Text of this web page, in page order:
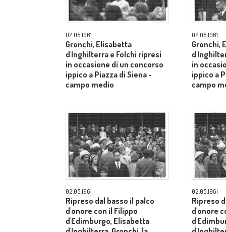
02.05.1961
Gronchi, Elisabetta
d'Inghilterra e Folchi ripresi
in occasione di un concorso
ippico a Piazza di Siena -
campo medio
02.05.1961
Gronchi,
in
ippico a
campo
02.05.1961
Ripreso dal basso il palco
d'onore con il Filippo
d'Edimburgo, Elisabetta
02.05.1961
Ripreso
d'onore